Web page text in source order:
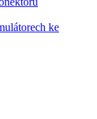
ke